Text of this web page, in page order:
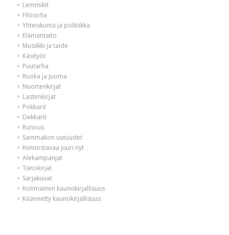
Lemmikit
Filosofia
Yhteiskunta ja politiikka
Elämäntaito
Musiikki ja taide
Käsityöt
Puutarha
Ruoka ja juoma
Nuortenkirjat
Lastenkirjat
Pokkarit
Dekkarit
Runous
Sammakon uutuudet
Kiinnostavaa juuri nyt
Alekampanjat
Tietokirjat
Sarjakuvat
Kotimainen kaunokirjallisuus
Käännetty kaunokirjallisuus